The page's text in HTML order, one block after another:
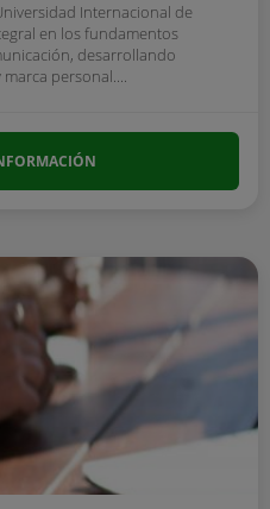
Internacional de
en los fundamentos
desarrollando
personal....